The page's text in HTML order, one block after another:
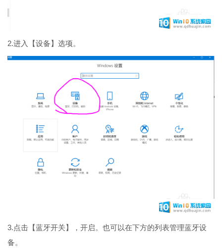
2.进入【设备】选项。
3.点击【蓝牙开关】，开启。也可以在下方的列表管理蓝牙设
备。